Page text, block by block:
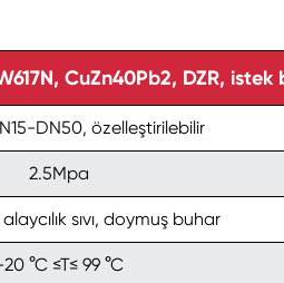
CuZn40Pb2, DZR, istek
DN50, özelleştirilebilir
2.5Mpa
sıvı, doymuş buhar
°C ≤T≤ 99 °C